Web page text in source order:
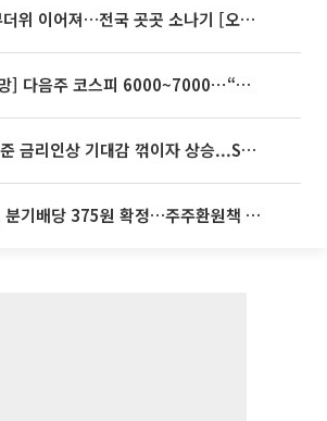
35도 안팎 무더위 이어져…전국 곳곳 소나기 [오늘 날씨]
[주간증시전망] 다음주 코스피 6000~7000⋯“外人 수급은 정책이 변수”
뉴욕증시, 연준 금리인상 기대감 꺾이자 상승...S&P500 사상 최고치 [종합]
SK하이닉스, 분기배당 375원 확정…주주환원책 9월로 앞당겨 발표